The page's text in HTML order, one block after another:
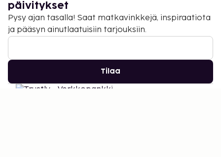
päivitykset
Pysy ajan tasalla! Saat matkavinkkejä, inspiraatiota
ja pääsyn ainutlaatuisiin tarjouksiin.
Tilaa